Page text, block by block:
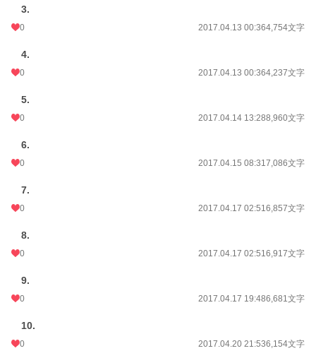
3.
0 2017.04.13 00:364,754文字
4.
0 2017.04.13 00:364,237文字
5.
0 2017.04.14 13:288,960文字
6.
0 2017.04.15 08:317,086文字
7.
0 2017.04.17 02:516,857文字
8.
0 2017.04.17 02:516,917文字
9.
0 2017.04.17 19:486,681文字
10.
0 2017.04.20 21:536,154文字